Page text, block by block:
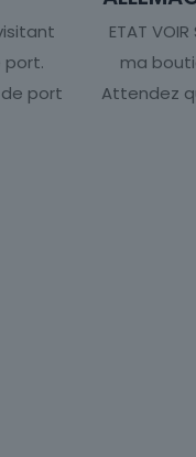
port.
port
ETAT
ma
Attendez